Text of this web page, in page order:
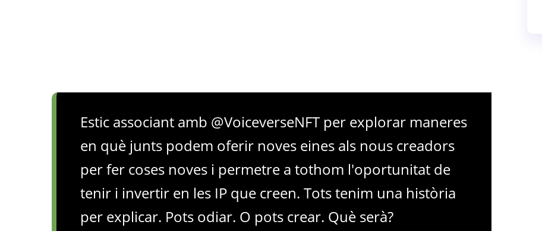
Estic associant amb @VoiceverseNFT per explorar maneres
en què junts podem oferir noves eines als nous creadors
per fer coses noves i permetre a tothom l'oportunitat de
tenir i invertir en les IP que creen. Tots tenim una història
per explicar. Pots odiar. O pots crear. Què serà?